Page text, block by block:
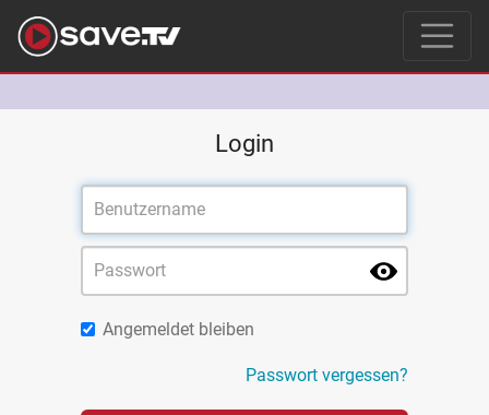
Login
Angemeldet bleiben
Passwort vergessen?